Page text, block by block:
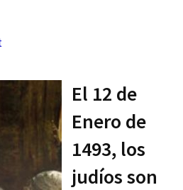
El 12 de
Enero de
1493, los
judíos son